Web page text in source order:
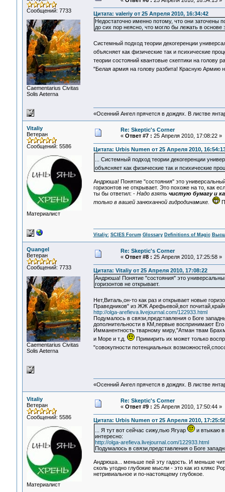
Сообщений: 7733
Сaementarius Civitas
Solis Aeterna
Цитата: valeriy от 25 Апреля 2010, 16:34:42
Недостаточно именно потому, что они заточены
до сих пор неясно, что могло бы лежать в основе
Системный подход теории декогеренции
объясняет как физические так и психические
теории состояний квантовые скептики на голову
"Белая армия на голову разбита! Красную Армию
«Осенний Ангел прячется в дождях. В листве
Vitaliy
Ветеран
Сообщений: 5586
Материалист
Re: Skeptic's Corner
« Ответ #7 : 25 Апреля 2010, 17:08:22 »
Цитата: Urbis Numen от 25 Апреля 2010,
... Системный подход теории декогеренции
объясняет как физические так и психические
Андрюша! Понятие "состояния" это
горизонтов не открывает. Это похоже на то, как
ты бы ответил: - Надо взять чистую бумагу и
только в вашей занюханной гидродинамике.
Vitaliy: SCIES Forum Glossary Definitions of Magic
Quangel
Ветеран
Сообщений: 7733
Сaementarius Civitas
Solis Aeterna
Re: Skeptic's Corner
« Ответ #8 : 25 Апреля 2010, 17:25:58 »
Цитата: Vitaliy от 25 Апреля 2010, 17:08:22
Андрюша! Понятие "состояния" это
горизонтов не открывает.
Нет,Виталь,он-то как раз и открывает новые
Праведников" из ЖЖ Арефьевой,вот
http://olga-arefieva.livejournal.com/122933.html
Подумалось в связи,представления о Боге
дополнительности в КМ,первые воспринимают
Имманентность тварному миру,"Атман твам
и Море и т.д.
Примирить их может только
"совокупности потенциальных
«Осенний Ангел прячется в дождях. В листве
Vitaliy
Ветеран
Сообщений: 5586
Материалист
Re: Skeptic's Corner
« Ответ #9 : 25 Апреля 2010, 17:50:44 »
Цитата: Urbis Numen от 25 Апреля 2010,
... Я тут вот сейчас сижу,пью Ягуар
и втыкаю в
интересно:
http://olga-arefieva.livejournal.com/122933.html
Подумалось в связи,представления о Боге
Андрюша... меньше пей эту гадость. И меньше
сколь угодно глубокие мысли - это как из клякс
нетривиальное и по-настоящему глубокое.